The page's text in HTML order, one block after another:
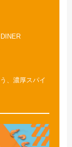
、濃厚スパイ